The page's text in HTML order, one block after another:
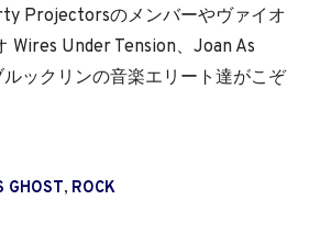
Projectorsのメンバーやヴァイオ
Wires Under Tension、Joan As
ックリンの音楽エリート達がこぞ
GHOST, ROCK